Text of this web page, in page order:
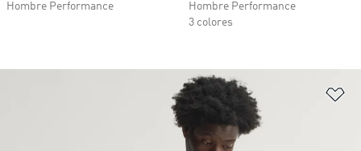
Hombre Performance
Hombre Performance
3 colores